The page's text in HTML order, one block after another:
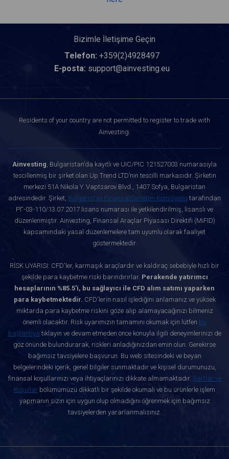
Bizimle İletişime Geçin
Telefon: +359(2)4928497
E-posta: support@ainvesting.eu
Residents of your country are not permitted to register to trade with
Ainvesting.
Ainvesting, Bulgaristan’da kayıtlı ve UIC/PIC 121527003 numarasıyla
tescillenmiş bir şirket olan Up Trend LTD’nin tescilli markasıdır. Şirketin
merkezi 51A Nikola Y. Vaptsarov Blvd., 1407 Sofya, Bulgaristan
adresindedir. Şirket, Bulgaristan Finansal Denetim Komisyonu tarafından
РГ-03-110/13.07.2017 lisans numarası ile yetkilendirilmiş, lisanslı ve
düzenlenmiştir. Ainvesting, Finansal Araçlar Piyasası Direktifi (MiFID)
kapsamındaki yasal düzenlemelere tam uyumlu olarak faaliyet
göstermektedir.
RİSK UYARISI: CFD'ler, karmaşık araçlardır ve kaldıraç sebebiyle hızlı bir
şekilde para kaybetme riski barındırırlar. Perakende yatırımcı
hesaplarının %85.5'i, bu sağlayıcı ile CFD alım satımı yaparken
para kaybetmektedir. CFD'lerin nasıl işlediğini anlamanız ve yüksek
miktarda para kaybetme riskini göze alıp alamayacağınızı bilmeniz
önemli olacaktır. Risk uyarımızın tamamını okumak için lütfen bu
bağlantıya tıklayın ve devam etmeden önce konuyla ilgili deneyimlerinizi de
göz önünde bulundurarak, riskleri anladığınızdan emin olun. Gerekirse
bağımsız tavsiyelere başvurun. Bu web sitesindeki ve beyan
belgelerindeki içerik, genel bilgiler sunmaktadır ve kişisel durumunuzu,
finansal koşullarınızı veya ihtiyaçlarınızı dikkate almamaktadır. Şartlar ve
Koşullar bölümümüzü dikkatli bir şekilde okumalı ve bu ürünlerle işlem
yapmanın sizin için uygun olup olmadığını öğrenmek için bağımsız
tavsiyelerden yararlanmalısınız.